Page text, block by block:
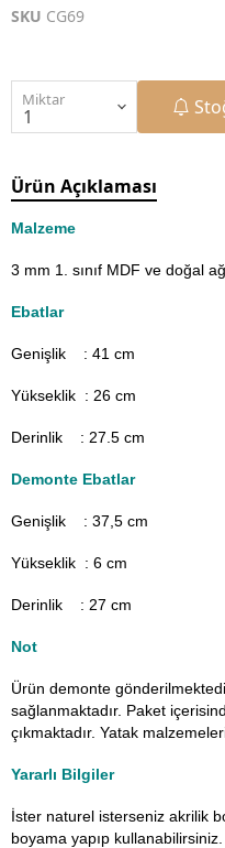
SKU CG69
Miktar
Ürün Açıklaması
Malzeme
3 mm 1. sınıf MDF ve
Ebatlar
Genişlik : 41 cm
Yükseklik : 26 cm
Derinlik : 27.5 cm
Demonte Ebatlar
Genişlik : 37,5 cm
Yükseklik : 6 cm
Derinlik : 27 cm
Not
Ürün demonte
sağlanmaktadır. Paket
çıkmaktadır. Yatak
Yararlı Bilgiler
İster naturel isterseniz akrilik
boyama yapıp kullanabilirsiniz.